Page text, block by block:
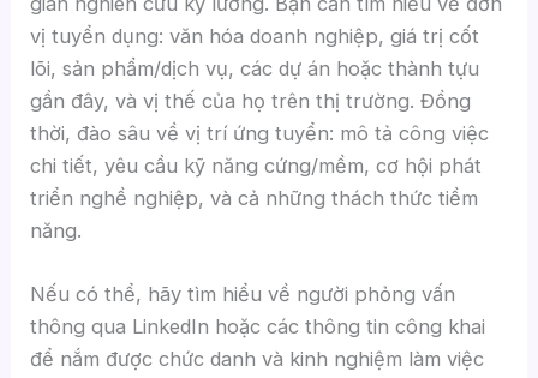
vị tuyển dụng: văn hóa doanh nghiệp, giá trị cốt
lõi, sản phẩm/dịch vụ, các dự án hoặc thành tựu
gần đây, và vị thế của họ trên thị trường. Đồng
thời, đào sâu về vị trí ứng tuyển: mô tả công việc
chi tiết, yêu cầu kỹ năng cứng/mềm, cơ hội phát
triển nghề nghiệp, và cả những thách thức tiềm
năng.
Nếu có thể, hãy tìm hiểu về người phỏng vấn
thông qua LinkedIn hoặc các thông tin công khai
để nắm được chức danh và kinh nghiệm làm việc